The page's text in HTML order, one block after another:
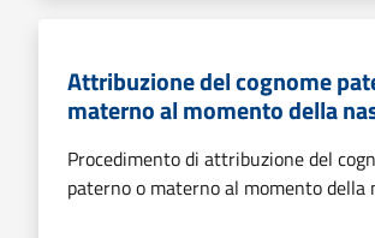
Attribuzione del cognome
materno al momento della
Procedimento di attribuzione del
paterno o materno al momento della